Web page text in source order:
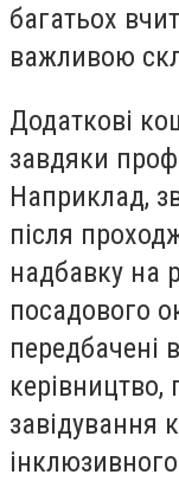
багатьох
важливою
Додаткові
завдяки
Наприклад,
після
надбавку на
посадового
передбачені
керівництво,
завідування